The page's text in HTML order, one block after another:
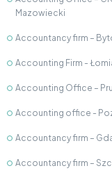
Mazowiecki
Accountancy firm –
Accounting Firm -
Accounting Office –
Accounting office -
Accountancy firm –
Accountancy firm –